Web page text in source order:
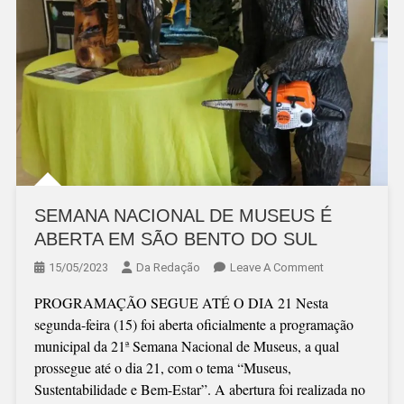
SEMANA NACIONAL DE MUSEUS É
ABERTA EM SÃO BENTO DO SUL
15/05/2023 Da Redação Leave A CommentOn
NACIONAL
DE
MUSEUS
ABERTA
PROGRAMAÇÃO SEGUE ATÉ O DIA 21 Nesta
segunda-feira (15) foi aberta oficialmente a programação
municipal da 21ª Semana Nacional de Museus, a qual
prossegue até o dia 21, com o tema “Museus,
Sustentabilidade e Bem-Estar”. A abertura foi realizada no